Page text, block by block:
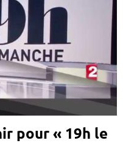
pour « 19h le